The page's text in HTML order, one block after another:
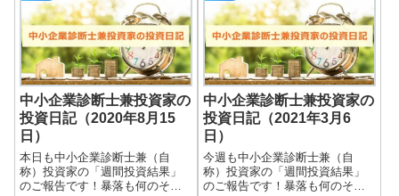
中小企業診断士兼投資家の
投資日記（2020年8月15
日）
本日も中小企業診断士兼（自
称）投資家の「週間投資結果」
のご報告です！暴落も何のそ
中小企業診断士兼投資家の
投資日記（2021年3月6
日）
今週も中小企業診断士兼（自
称）投資家の「週間投資結果」
のご報告です！暴落も何のそ